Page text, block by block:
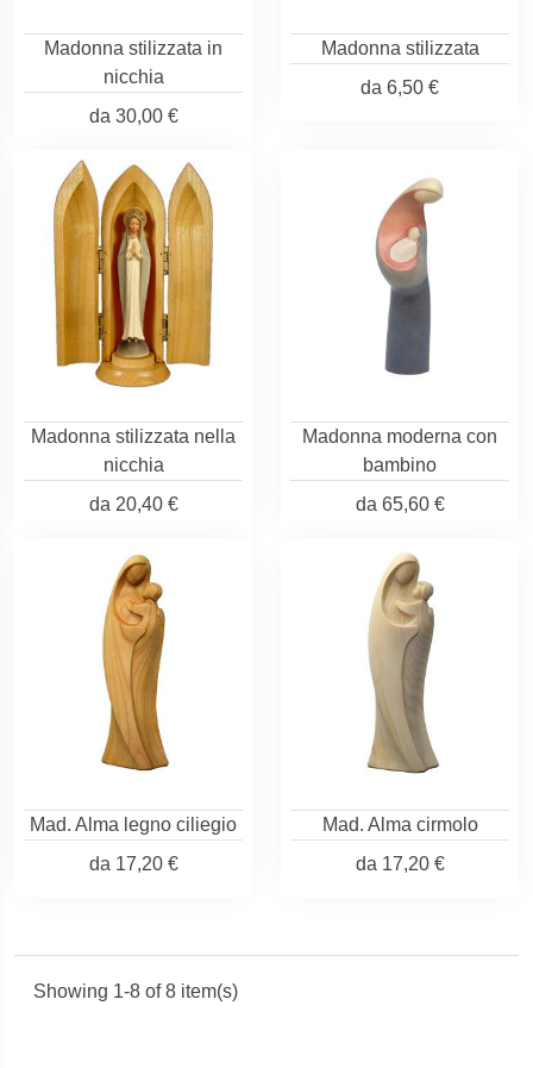
Madonna stilizzata in
nicchia
da 30,00 €
Madonna stilizzata
da 6,50 €
Madonna stilizzata nella
nicchia
da 20,40 €
Madonna moderna con
bambino
da 65,60 €
Mad. Alma legno ciliegio
da 17,20 €
Mad. Alma cirmolo
da 17,20 €
Showing 1-8 of 8 item(s)